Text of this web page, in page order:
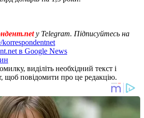
у Telegram. Підписуйтесь на
korrespondentnet
в Google News
виділіть необхідний текст і
щоб повідомити про це редакцію.